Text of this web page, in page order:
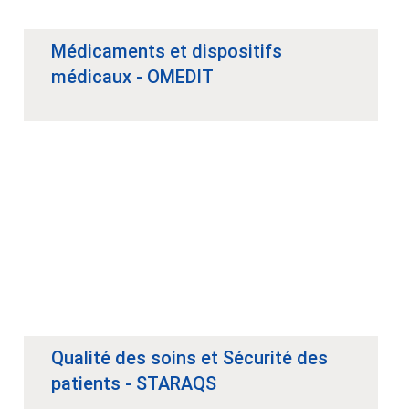
Médicaments et dispositifs
médicaux - OMEDIT
Qualité des soins et Sécurité des
patients - STARAQS